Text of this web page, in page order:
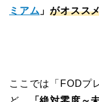
ミアム 」がオスス
ここでは「FODプ